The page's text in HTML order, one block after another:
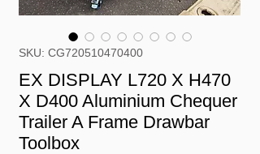
SKU: CG720510470400
EX DISPLAY L720 X H470
X D400 Aluminium Chequer
Trailer A Frame Drawbar
Toolbox